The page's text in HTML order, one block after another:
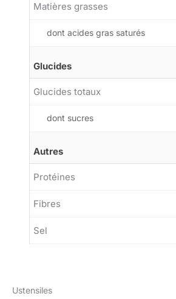
Matières grasses
dont acides gras saturés
Glucides
Glucides totaux
dont sucres
Autres
Protéines
Fibres
Sel
Ustensiles